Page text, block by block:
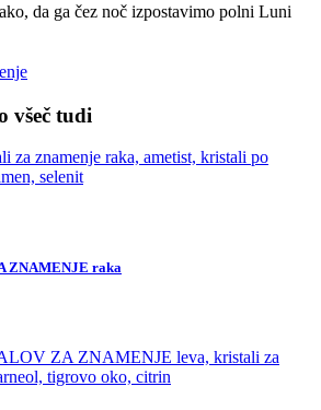
da ga čez noč izpostavimo polni Luni
všeč tudi
ZNAMENJE raka